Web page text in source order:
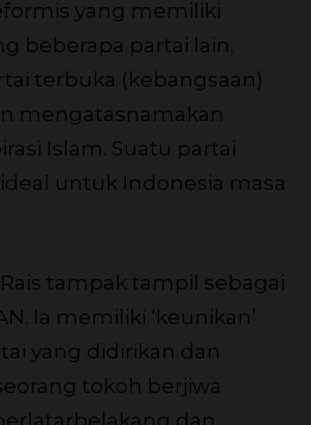
yang memiliki
beberapa partai lain.
terbuka (kebangsaan)
mengatasnamakan
Islam. Suatu partai
untuk Indonesia masa
tampak tampil sebagai
Ia memiliki ‘keunikan’
yang didirikan dan
tokoh berjiwa
dan